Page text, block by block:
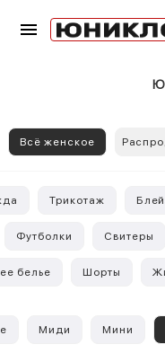
Всё женское
Трикотаж
Футболки Свитеры
белье Шорты
Миди Мини